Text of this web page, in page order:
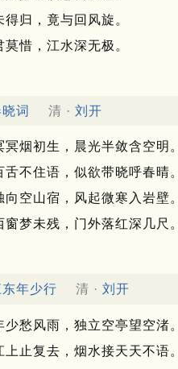
得归，竟与回风旋。
莫惜，江水深无极。
词 清 · 刘开
冥烟初生，晨光半敛含空明。
舌不住语，似欲带晓呼春晴。
向空山宿，风起微寒入岩壁。
窗梦未残，门外落红深几尺。
年少行 清 · 刘开
少愁风雨，独立空亭望空渚。
上止复去，烟水接天天不语。